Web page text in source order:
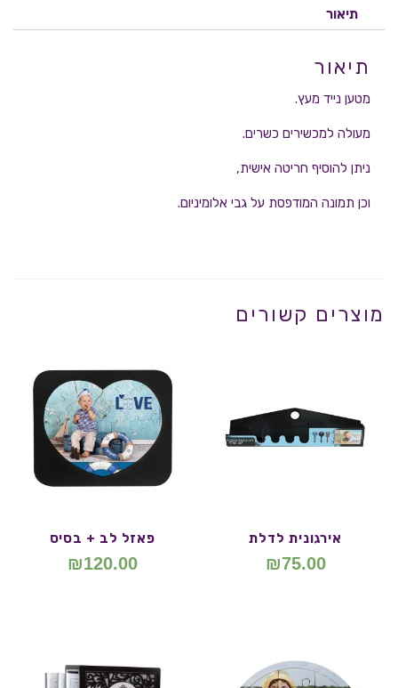
תיאור
תיאור
מטען נייד מעץ.
מעולה למכשירים כשרים.
ניתן להוסיף חריטה אישית,
וכן תמונה המודפסת על גבי אלומיניום.
מוצרים קשורים
אירגונית לדלת
₪75.00
פאזל לב + בסיס
₪120.00